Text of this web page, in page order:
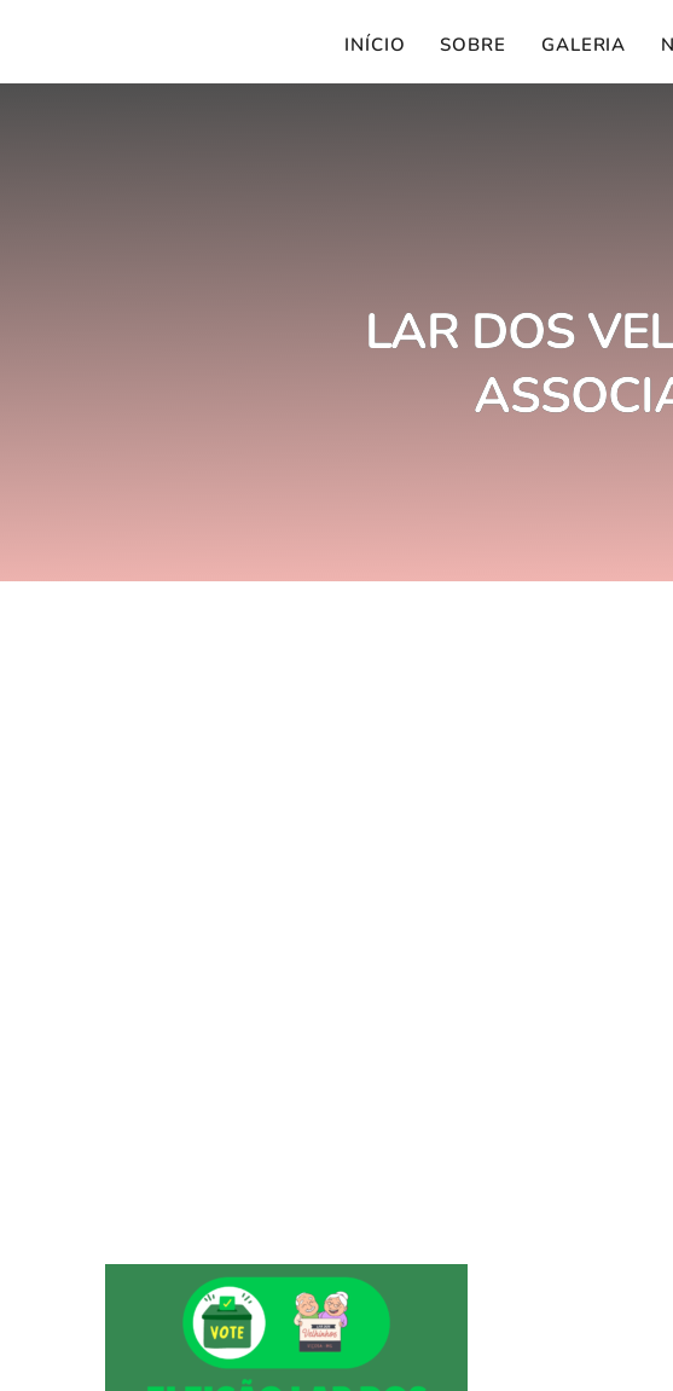
INÍCIO SOBRE GALERIA
LAR DOS